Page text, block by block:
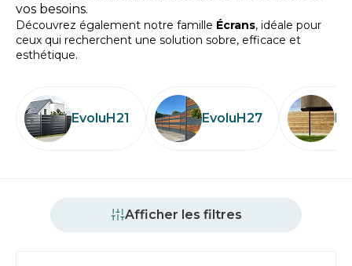
vos besoins.
Découvrez également notre famille Écrans, idéale pour
ceux qui recherchent une solution sobre, efficace et
esthétique.
EvoluH21 EvoluH27
Afficher les filtres